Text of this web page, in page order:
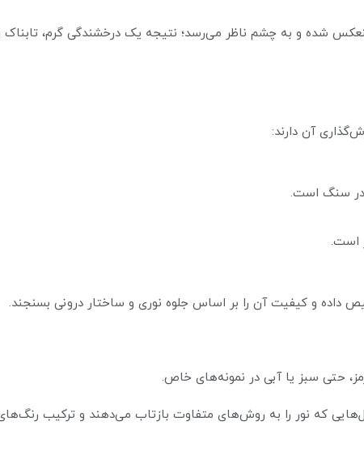
شده و به چشم ناظر می‌رسد؛ نتیجه یک درخشندگی گرم، تابناک
آن دارند:
است.
و کیفیت آن را بر اساس جلوه نوری و ساختار درونی بسنجند.
حتی سبز یا آبی در نمونه‌های خاص.